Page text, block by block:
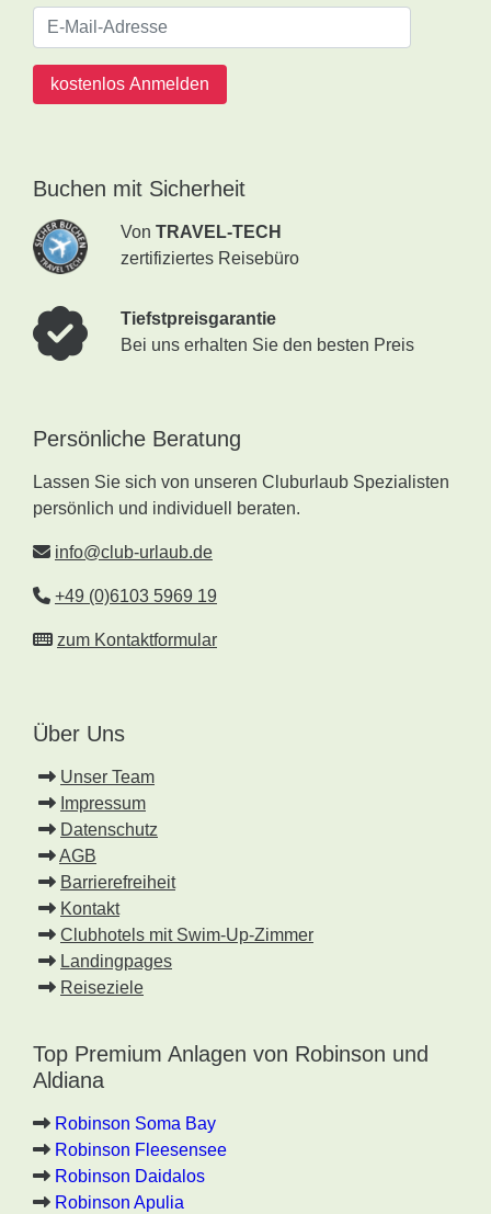
kostenlos Anmelden
Buchen mit Sicherheit
Von TRAVEL-TECH
zertifiziertes Reisebüro
Tiefstpreisgarantie
Bei uns erhalten Sie den besten Preis
Persönliche Beratung
Lassen Sie sich von unseren Cluburlaub Spezialisten
persönlich und individuell beraten.
info@club-urlaub.de
+49 (0)6103 5969 19
zum Kontaktformular
Über Uns
Unser Team
Impressum
Datenschutz
AGB
Barrierefreiheit
Kontakt
Clubhotels mit Swim-Up-Zimmer
Landingpages
Reiseziele
Top Premium Anlagen von Robinson und
Aldiana
Robinson Soma Bay
Robinson Fleesensee
Robinson Daidalos
Robinson Apulia